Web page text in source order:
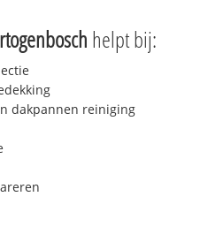
helpt bij:
dakpannen reiniging